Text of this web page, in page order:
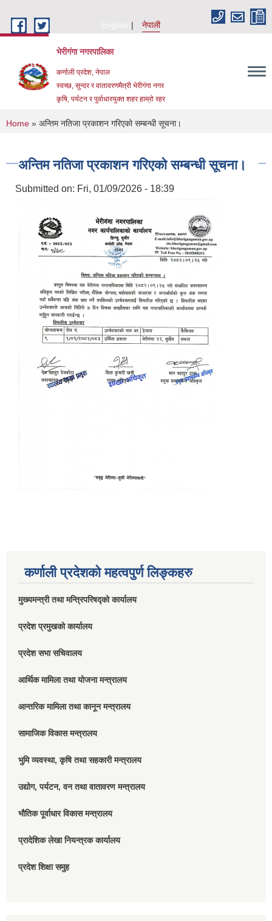
English
नेपाली
भेरीगंगा नगरपालिका
कर्णाली प्रदेश, नेपाल
स्वच्छ, सुन्दर र वातावरणमैत्री भेरीगंगा नगर
कृषि, पर्यटन र पुर्वाधारयुक्त शहर हाम्रो रहर
You are here
Home » अन्तिम नतिजा प्रकाशन गरिएको सम्बन्धी सूचना।
अन्तिम नतिजा प्रकाशन गरिएको सम्बन्धी सूचना।
Submitted on: Fri, 01/09/2026 - 18:39
कर्णाली प्रदेशको महत्वपुर्ण लिङ्कहरु
मुख्यमन्त्री तथा मन्त्रिपरिषद्को कार्यालय
प्रदेश प्रमुखको कार्यालय
प्रदेश सभा सचिवालय
आर्थिक मामिला तथा योजना मन्त्रालय
आन्तरिक मामिला तथा कानून मन्त्रालय
सामाजिक विकास मन्त्रालय
भुमि व्यवस्था, कृषि तथा सहकारी मन्त्रालय
उद्योग, पर्यटन, वन तथा वातावरण मन्त्रालय
भौतिक पूर्वाधार विकास मन्त्रालय
प्रादेशिक लेखा नियन्त्रक कार्यालय
प्रदेश शिक्षा समुह